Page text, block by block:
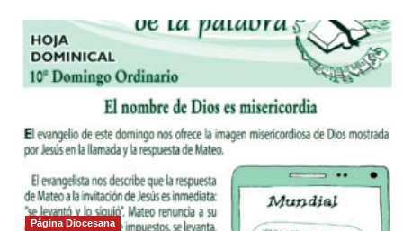
Página Diocesana